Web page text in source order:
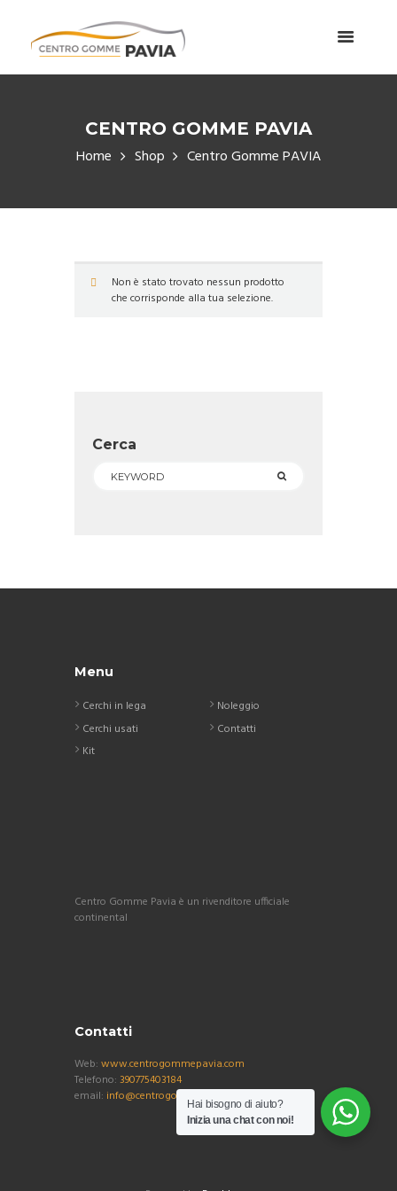
CENTRO GOMME PAVIA
Home Shop Centro Gomme PAVIA
Non è stato trovato nessun prodotto
che corrisponde alla tua selezione.
Cerca
Menu
Cerchi in lega
Cerchi usati
Kit
Noleggio
Contatti
Centro Gomme Pavia è un rivenditore ufficiale
continental
Contatti
Web: www.centrogommepavia.com
Telefono: 390775403184
email: info@centrogommepavia.com
Hai bisogno di aiuto?
Inizia una chat con noi!